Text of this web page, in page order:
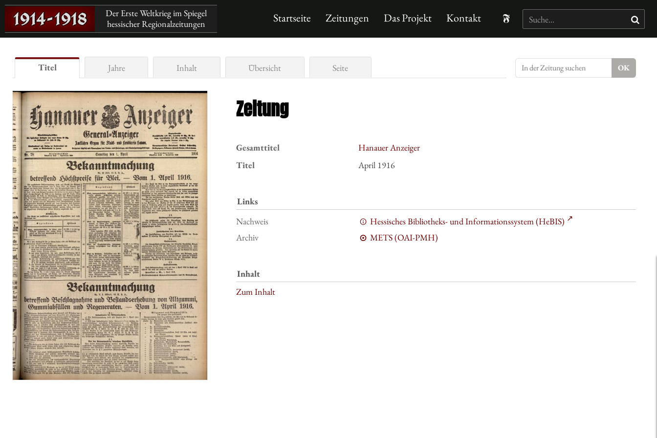
Der Erste Weltkrieg im Spiegel
hessischer Regionalzeitungen
Startseite Zeitungen Das Projekt Kontakt
Titel Jahre Inhalt Übersicht Seite
Zeitung
Gesamttitel
Hanauer Anzeiger
Titel
April 1916
Links
Nachweis
Hessisches Bibliotheks- und Informationssystem (HeBIS)
Archiv
METS (OAI-PMH)
Inhalt
Zum Inhalt